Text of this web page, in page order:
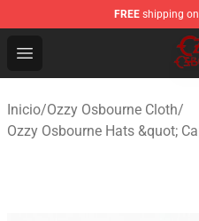
FREE shipping
Open menu
Ozzy Osbourne Store -
Inicio/Ozzy Osbourne Cloth/
Ozzy Osbourne Hats &quot;